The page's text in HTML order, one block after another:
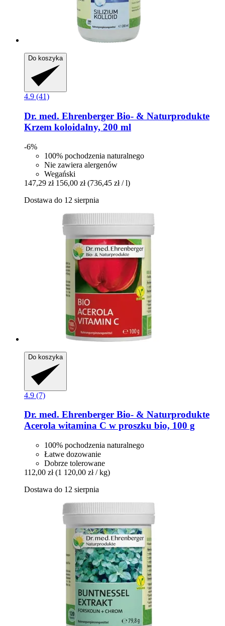
Do koszyka
4.9 (41)
Dr. med. Ehrenberger Bio- & Naturprodukte
Krzem koloidalny, 200 ml
-6%
100% pochodzenia naturalnego
Nie zawiera alergenów
Wegański
147,29 zł 156,00 zł (736,45 zł / l)
Dostawa do 12 sierpnia
Do koszyka
4.9 (7)
Dr. med. Ehrenberger Bio- & Naturprodukte
Acerola witamina C w proszku bio, 100 g
100% pochodzenia naturalnego
Łatwe dozowanie
Dobrze tolerowane
112,00 zł (1 120,00 zł / kg)
Dostawa do 12 sierpnia